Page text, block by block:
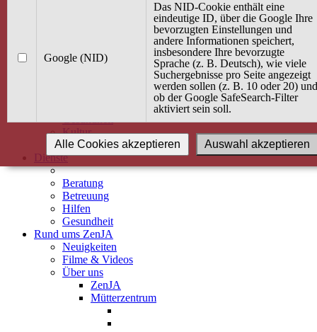
Angebot / Kurs suchen
Babybauch & Elternschaft
Gesundheit
Kultur
Alle Kurse
Dienste
Beratung
Betreuung
Hilfen
Gesundheit
Rund ums ZenJA
Neuigkeiten
Filme & Videos
Über uns
ZenJA
Mütterzentrum
Google (NID)
Das NID-Cookie enthält eine
eindeutige ID, über die Google Ihre
bevorzugten Einstellungen und
andere Informationen speichert,
insbesondere Ihre bevorzugte
Sprache (z. B. Deutsch), wie viele
Suchergebnisse pro Seite angezeigt
werden sollen (z. B. 10 oder 20) und
ob der Google SafeSearch-Filter
aktiviert sein soll.
Auswahl akzeptieren
Alle Cookies akzeptieren